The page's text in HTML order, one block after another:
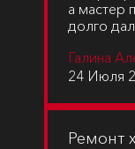
а мастер
долго
Галина
24 Июля
Ремонт